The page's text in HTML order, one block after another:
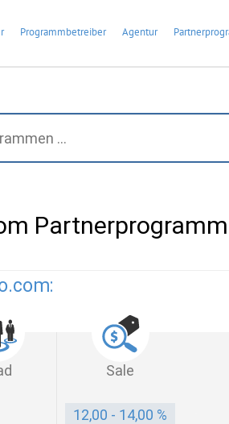
Programmbetreiber Agentur
Partnerprogramm
Sale
12,00 - 14,00 %